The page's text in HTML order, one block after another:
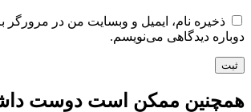
ذخیره نام، ایمیل و وبسایت من در مرورگر
دوباره دیدگاهی می‌نویسم.
همچنین ممکن است دوست